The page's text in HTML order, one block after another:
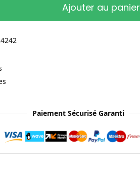
Ajouter au panier
Paiement Sécurisé Garanti